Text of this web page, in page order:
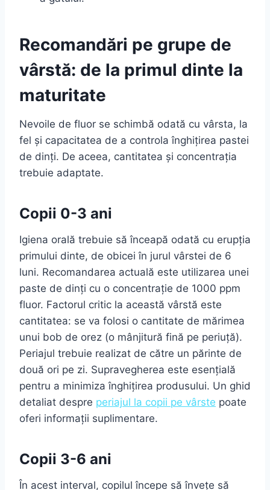
Recomandări pe grupe de
vârstă: de la primul dinte la
maturitate
Nevoile de fluor se schimbă odată cu vârsta, la
fel și capacitatea de a controla înghițirea pastei
de dinți. De aceea, cantitatea și concentrația
trebuie adaptate.
Copii 0-3 ani
Igiena orală trebuie să înceapă odată cu erupția
primului dinte, de obicei în jurul vârstei de 6
luni. Recomandarea actuală este utilizarea unei
paste de dinți cu o concentrație de 1000 ppm
fluor. Factorul critic la această vârstă este
cantitatea: se va folosi o cantitate de mărimea
unui bob de orez (o mânjitură fină pe periuță).
Periajul trebuie realizat de către un părinte de
două ori pe zi. Supravegherea este esențială
pentru a minimiza înghițirea produsului. Un ghid
detaliat despre periajul la copii pe vârste poate
oferi informații suplimentare.
Copii 3-6 ani
În acest interval, copilul începe să învețe să